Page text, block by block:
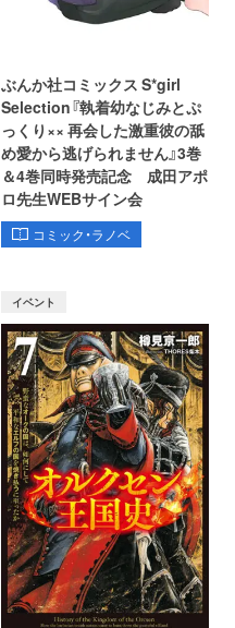
ぶんか社コミックス S*girl
Selection『執着幼なじみとぷ
っくり×× 再会した激重彼の舐
め愛から逃げられません』3巻
＆4巻同時発売記念 成田アポ
ロ先生WEBサイン会
コミック・ラノベ
イベント